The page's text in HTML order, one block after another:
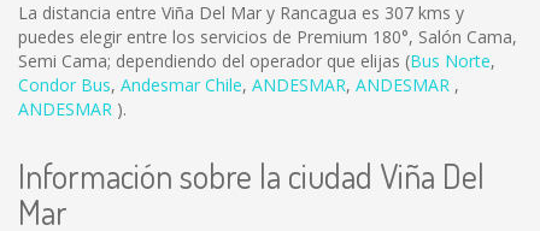
La distancia entre Viña Del Mar y Rancagua es 307 kms y
puedes elegir entre los servicios de Premium 180°, Salón Cama,
Semi Cama; dependiendo del operador que elijas (Bus Norte,
Condor Bus, Andesmar Chile, ANDESMAR, ANDESMAR ,
ANDESMAR ).
Información sobre la ciudad Viña Del
Mar